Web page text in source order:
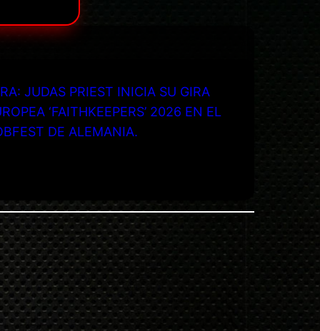
JUDAS PRIEST INICIA SU GIRA
‘FAITHKEEPERS’ 2026 EN EL
DE ALEMANIA.